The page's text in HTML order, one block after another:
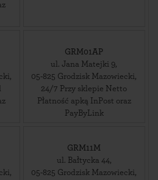
,
GRM01AP
ul. Jana Matejki 9,
05-825 Grodzisk Mazowiecki,
24/7 Przy sklepie Netto
Płatność apką InPost oraz
PayByLink
,
GRM11M
ul. Bałtycka 44,
05-825 Grodzisk Mazowiecki,